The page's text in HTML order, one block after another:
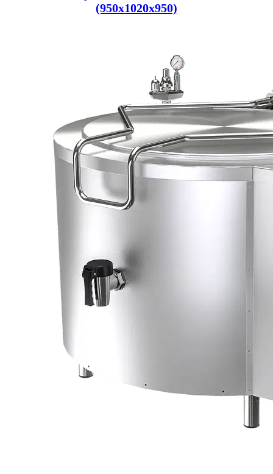
(950x1020x950)